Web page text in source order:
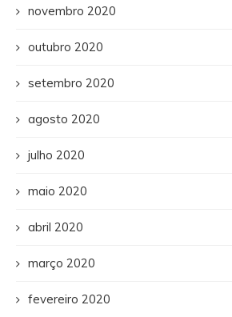
novembro 2020
outubro 2020
setembro 2020
agosto 2020
julho 2020
maio 2020
abril 2020
março 2020
fevereiro 2020